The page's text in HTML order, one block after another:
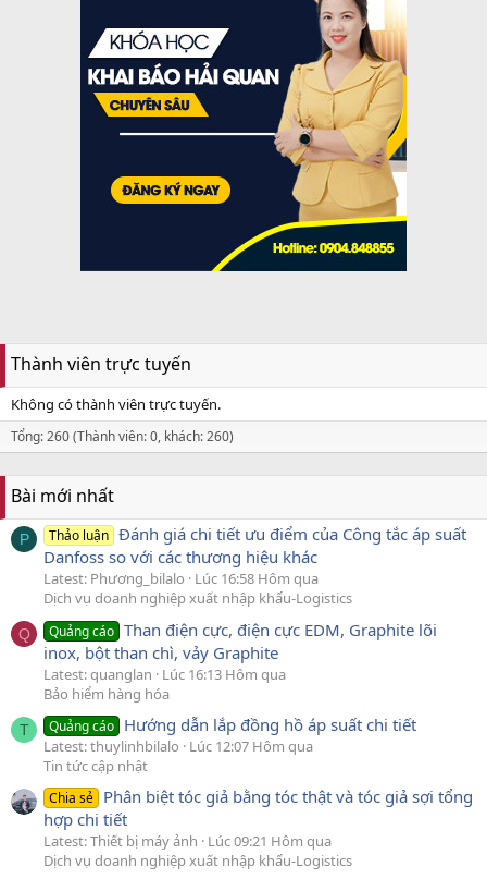
Thành viên trực tuyến
Không có thành viên trực tuyến.
Tổng: 260 (Thành viên: 0, khách: 260)
Bài mới nhất
P Thảo luận Đánh giá chi tiết ưu điểm của Công tắc áp suất
Danfoss so với các thương hiệu khác
Latest: Phương_bilalo
Lúc 16:58 Hôm qua
Dịch vụ doanh nghiệp xuất nhập khẩu-Logistics
Q Quảng cáo Than điện cực, điện cực EDM, Graphite lõi
inox, bột than chì, vảy Graphite
Latest: quanglan
Lúc 16:13 Hôm qua
Bảo hiểm hàng hóa
T Quảng cáo Hướng dẫn lắp đồng hồ áp suất chi tiết
Latest: thuylinhbilalo
Lúc 12:07 Hôm qua
Tin tức cập nhật
Chia sẻ Phân biệt tóc giả bằng tóc thật và tóc giả sợi tổng
hợp chi tiết
Latest: Thiết bị máy ảnh
Lúc 09:21 Hôm qua
Dịch vụ doanh nghiệp xuất nhập khẩu-Logistics